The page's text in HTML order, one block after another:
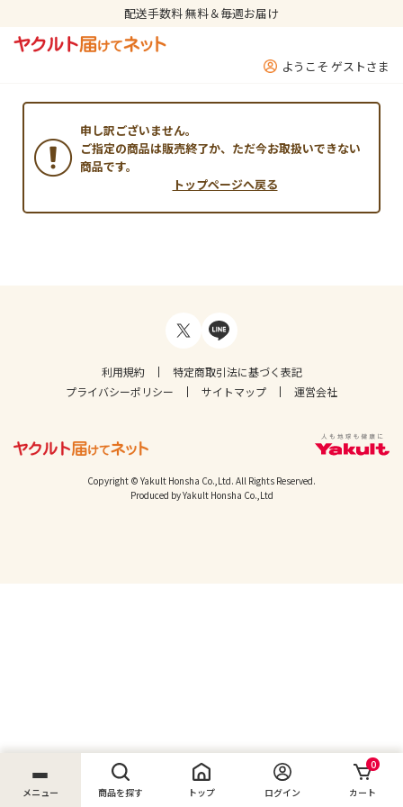
配送手数料 無料＆毎週お届け
ようこそ ゲストさま
メニュー 商品を探す トップ ログイン
0
カート
申し訳ございません。
ご指定の商品は販売終了か、ただ今お取扱いできない
商品です。
トップページへ戻る
利用規約
特定商取引法に基づく表記
プライバシーポリシー
サイトマップ 運営会社
Copyright © Yakult Honsha Co.,Ltd. All Rights Reserved.
Produced by Yakult Honsha Co.,Ltd